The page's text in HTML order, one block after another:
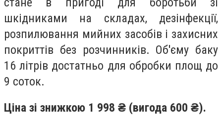
шкідниками на складах, дезінфекції,
розпилювання мийних засобів і захисних
покриттів без розчинників. Об'єму баку
16 літрів достатньо для обробки площ до
9 соток.
Ціна зі знижкою 1 998 ₴ (вигода 600 ₴).